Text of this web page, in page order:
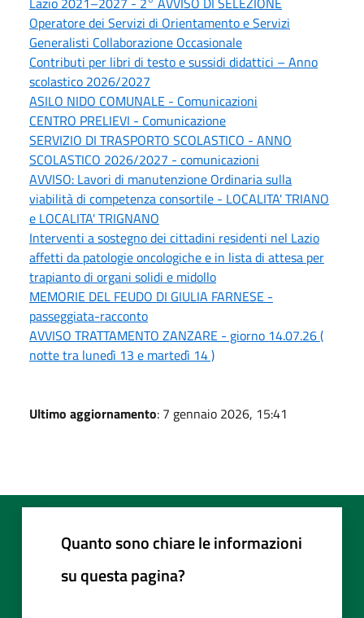
Operatore dei Servizi di Orientamento e Servizi
Generalisti Collaborazione Occasionale
Contributi per libri di testo e sussidi didattici – Anno
scolastico 2026/2027
ASILO NIDO COMUNALE - Comunicazioni
CENTRO PRELIEVI - Comunicazione
SERVIZIO DI TRASPORTO SCOLASTICO - ANNO
SCOLASTICO 2026/2027 - comunicazioni
AVVISO: Lavori di manutenzione Ordinaria sulla
viabilità di competenza consortile - LOCALITA' TRIANO
e LOCALITA' TRIGNANO
Interventi a sostegno dei cittadini residenti nel Lazio
affetti da patologie oncologiche e in lista di attesa per
trapianto di organi solidi e midollo
MEMORIE DEL FEUDO DI GIULIA FARNESE -
passeggiata-racconto
AVVISO TRATTAMENTO ZANZARE - giorno 14.07.26 (
notte tra lunedì 13 e martedì 14 )
Ultimo aggiornamento: 7 gennaio 2026, 15:41
Quanto sono chiare le informazioni
su questa pagina?